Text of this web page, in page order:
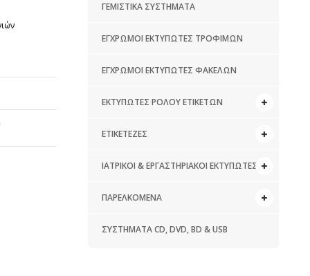
ΓΕΜΙΣΤΙΚΆ ΣΥΣΤΉΜΑΤΑ
ΈΓΧΡΩΜΟΙ ΕΚΤΥΠΩΤΈΣ ΤΡΟΦΊΜΩΝ
ΈΓΧΡΩΜΟΙ ΕΚΤΥΠΩΤΈΣ ΦΑΚΈΛΩΝ
ΕΚΤΥΠΩΤΈΣ ΡΟΛΟΎ ΕΤΙΚΕΤΏΝ
ΕΤΙΚΕΤΈΖΕΣ
ΙΑΤΡΙΚΟΊ & ΕΡΓΑΣΤΗΡΙΑΚΟΊ ΕΚΤΥΠΩΤΈΣ
ΠΑΡΕΛΚΌΜΕΝΑ
ΣΥΣΤΉΜΑΤΑ CD, DVD, BD & USB